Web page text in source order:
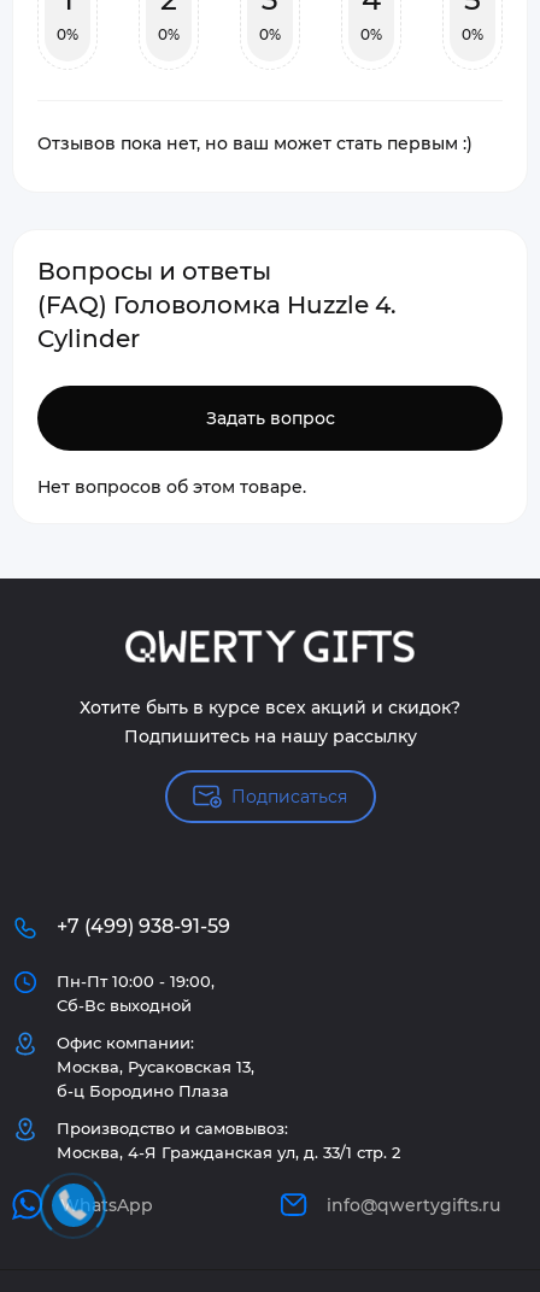
0% 0% 0% 0% 0%
Отзывов пока нет, но ваш может стать первым :)
Вопросы и ответы
(FAQ) Головоломка Huzzle 4.
Cylinder
Задать вопрос
Нет вопросов об этом товаре.
Хотите быть в курсе всех акций и скидок?
Подпишитесь на нашу рассылку
Подписаться
+7 (499) 938-91-59
Пн-Пт 10:00 - 19:00,
Сб-Вс выходной
Офис компании:
Москва, Русаковская 13,
б-ц Бородино Плаза
Производство и самовывоз:
Москва, 4-Я Гражданская ул, д. 33/1 стр. 2
WhatsApp info@qwertygifts.ru